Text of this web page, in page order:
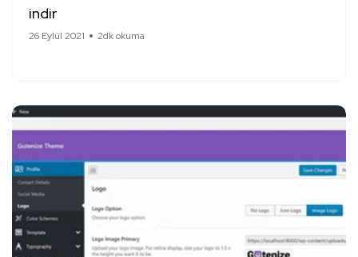
indir
26 Eylül 2021 2dk okuma